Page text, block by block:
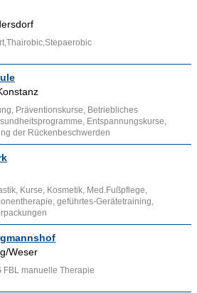
in Städten wie Hamburg,
wiePhysiotherapie,
,Gymnastik
Bewegungslehre
die bereitgestellten Links
Präventionskurse, Betriebliches
Entspannungskurse,
der Rückenbeschwerden
Kurse, Kosmetik, Med.Fußpflege,
geführtes-Gerätetraining,
Weser
FBL manuelle Therapie